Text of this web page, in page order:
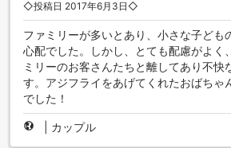
◇投稿日 2017年6月3日◇
ファミリーが多いとあり、小さな子ども
心配でした。しかし、とても配慮がよく
ミリーのお客さんたちと離してあり不快
す。アジフライをあげてくれたおばちゃ
でした！
カップル